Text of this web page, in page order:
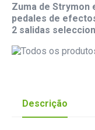
Zuma de Strymon
pedales de
2 salidas
Descrição